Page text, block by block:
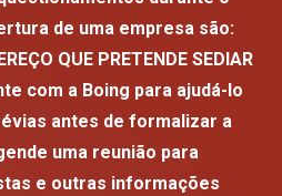
de uma empresa são:
QUE PRETENDE SEDIAR
com a Boing para ajudá-lo
antes de formalizar a
uma reunião para
e outras informações